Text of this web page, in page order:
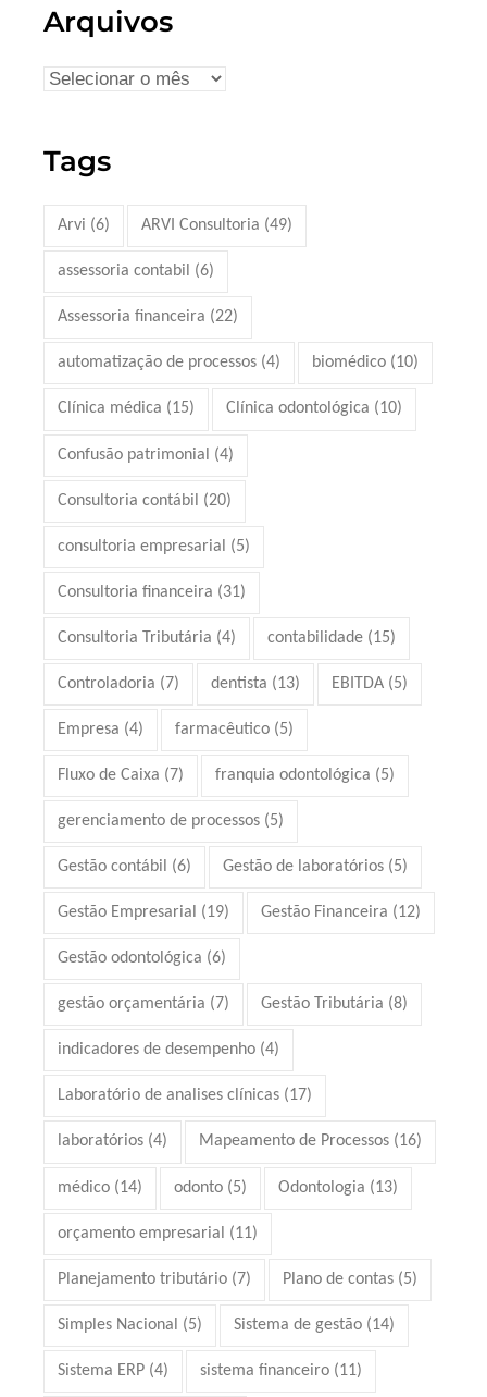
Arquivos
Tags
Arvi (6) ARVI Consultoria (49)
assessoria contabil (6)
Assessoria financeira (22)
automatização de processos (4) biomédico (10)
Clínica médica (15) Clínica odontológica (10)
Confusão patrimonial (4)
Consultoria contábil (20)
consultoria empresarial (5)
Consultoria financeira (31)
Consultoria Tributária (4) contabilidade (15)
Controladoria (7) dentista (13) EBITDA (5)
Empresa (4) farmacêutico (5)
Fluxo de Caixa (7) franquia odontológica (5)
gerenciamento de processos (5)
Gestão contábil (6) Gestão de laboratórios (5)
Gestão Empresarial (19) Gestão Financeira (12)
Gestão odontológica (6)
gestão orçamentária (7) Gestão Tributária (8)
indicadores de desempenho (4)
Laboratório de analises clínicas (17)
laboratórios (4) Mapeamento de Processos (16)
médico (14) odonto (5) Odontologia (13)
orçamento empresarial (11)
Planejamento tributário (7) Plano de contas (5)
Simples Nacional (5) Sistema de gestão (14)
Sistema ERP (4) sistema financeiro (11)